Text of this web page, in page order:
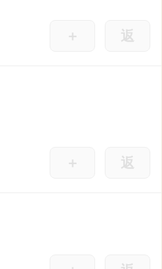
＋ 返
＋ 返